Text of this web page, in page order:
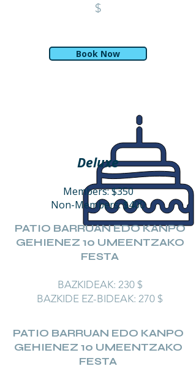
$
Book Now
Deluxe
Members: $350
Non-Members: $400
PATIO BARRUAN EDO KANPO
GEHIENEZ 10 UMEENTZAKO
FESTA
BAZKIDEAK: 230 $
BAZKIDE EZ-BIDEAK: 270 $
PATIO BARRUAN EDO KANPO
GEHIENEZ 10 UMEENTZAKO
FESTA